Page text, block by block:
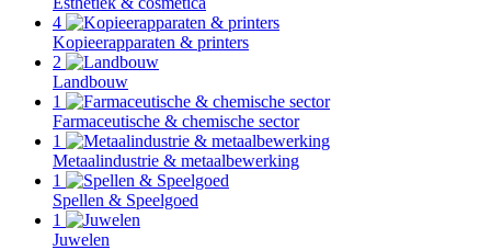
4
Kopieerapparaten & printers
2
Landbouw
1
Farmaceutische & chemische sector
1
Metaalindustrie & metaalbewerking
1
Spellen & Speelgoed
1
Juwelen